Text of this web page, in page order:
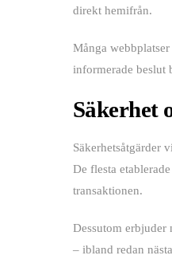
direkt hemifrån.
Många
informerade beslut
Säkerhet
Säkerhetsåtgärder
De flesta
transaktionen.
Dessutom erbjuder
– ibland redan